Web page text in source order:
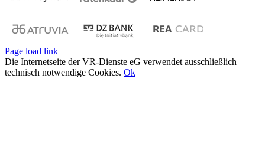
Page load link
Die Internetseite der VR-Dienste eG verwendet ausschließlich
technisch notwendige Cookies. Ok